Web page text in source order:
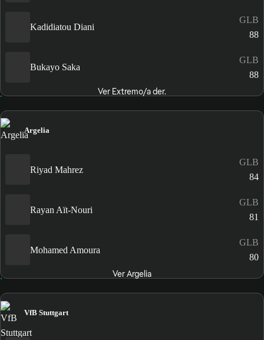
Kadidiatou Diani
GLB
88
Bukayo Saka
GLB
88
Ver Extremo/a der.
Argelia
Riyad Mahrez
GLB
84
Rayan Aït-Nouri
GLB
81
Mohamed Amoura
GLB
80
Ver Argelia
VfB Stuttgart